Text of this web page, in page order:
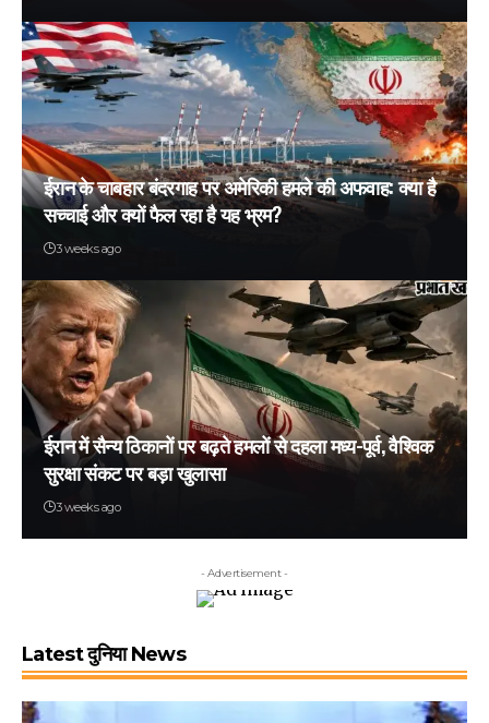
ईरान के चाबहार बंदरगाह पर अमेरिकी हमले की अफवाह: क्या है
सच्चाई और क्यों फैल रहा है यह भ्रम?
3 weeks ago
ईरान में सैन्य ठिकानों पर बढ़ते हमलों से दहला मध्य-पूर्व, वैश्विक
सुरक्षा संकट पर बड़ा खुलासा
3 weeks ago
- Advertisement -
Latest दुनिया News